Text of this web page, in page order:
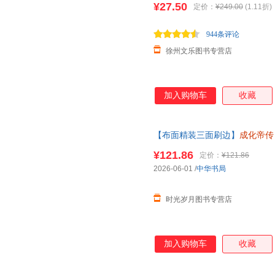
¥27.50 定价： ¥249.00 (1.11折)
徐州文乐图书专营店
944条评论
加入购物车 收藏
【布面精装三面刷边】 成化帝传
¥121.86 定价： ¥121.86
时光岁月图书专营店
2026-06-01 /中华书局
加入购物车 收藏